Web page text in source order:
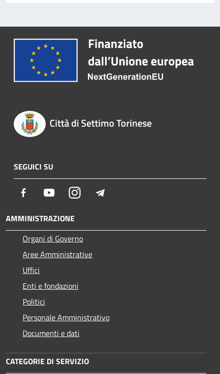
Città di Settimo Torinese
SEGUICI SU
Facebook YoutubeInstagram
AMMINISTRAZIONE
Organi di Governo
Aree Amministrative
Uffici
Enti e fondazioni
Politici
Personale Amministrativo
Documenti e dati
CATEGORIE DI SERVIZIO